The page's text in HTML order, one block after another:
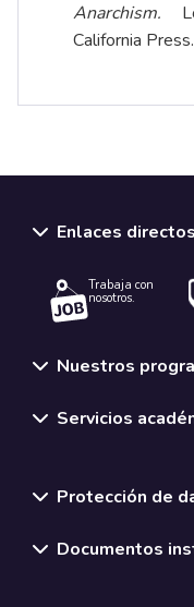
Anarchism.
California Press.
Enlaces directos
Trabaja con
nosotros.
Nuestros
Servicios
Protección de
Documentos